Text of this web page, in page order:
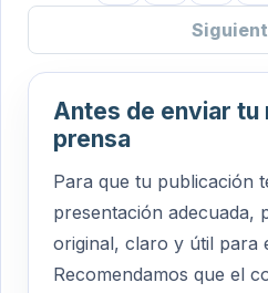
Antes de enviar tu
prensa
Para que tu publicación
presentación adecuada,
original, claro y útil para
Recomendamos que el